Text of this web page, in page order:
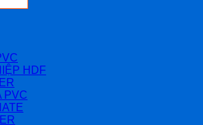
HDF
PVC